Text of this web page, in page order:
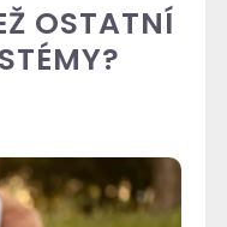
OSTATNÍ